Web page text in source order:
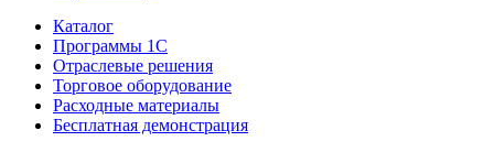
Каталог
Программы 1С
Отраслевые решения
Торговое оборудование
Расходные материалы
Бесплатная демонстрация